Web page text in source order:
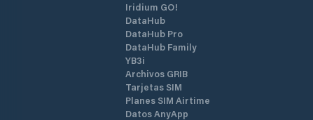
Iridium GO!
DataHub
DataHub Pro
DataHub Family
YB3i
Archivos GRIB
Tarjetas SIM
Planes SIM Airtime
Datos AnyApp